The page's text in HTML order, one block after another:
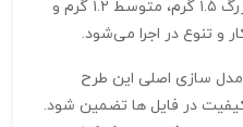
میلیمتر و وزن سبک هر سایز، بزرگ ۱.۵ گرم، متوسط ۱.۲ گرم و
مدل‌ سازی اصلی این طرح
در فایل‌ ها تضمین شود.